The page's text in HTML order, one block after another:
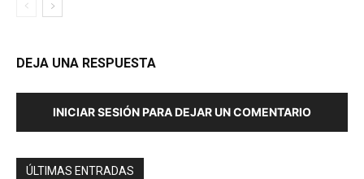
DEJA UNA RESPUESTA
INICIAR SESIÓN PARA DEJAR UN COMENTARIO
ÚLTIMAS ENTRADAS